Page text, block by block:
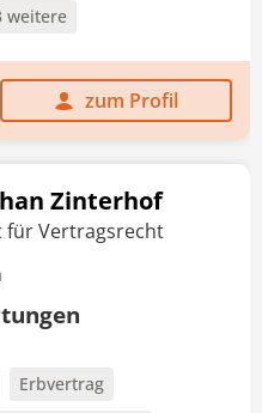
weitere
zum Profil
Zinterhof
für Vertragsrecht
Erbvertrag